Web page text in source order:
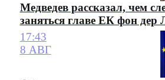
Медведев рассказал, чем
заняться главе ЕК фон дер
17:43
8 АВГ